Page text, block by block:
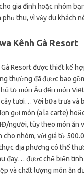
gia đình hoặc nhóm
thu, vì vậy du khách
Kênh Gà Resort
Resort được thiết kế
thường đã được bao
từ món Âu đến món
tươi… Với bữa trưa và
gọi món (a la carte)
người, tùy theo món ăn
cho nhóm, với giá từ
địa phương có thể
đay… được chế biến
và chất lượng món ăn